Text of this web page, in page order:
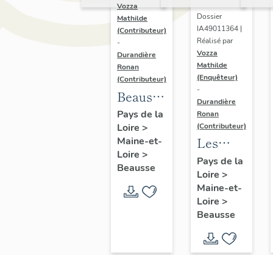
Vozza
Mathilde
(Contributeur)
-
Durandière
Ronan
(Contributeur)
Beausse
:
présentation
de la
commune
Pays de la
Loire >
Maine-et-
Loire >
Beausse
Dossier
IA49011364 |
Réalisé par
Vozza
Mathilde
(Enquêteur)
-
Durandière
Ronan
(Contributeur)
Les
croix
de la
commune
de
Beausse
Pays de la
Loire >
Maine-et-
Loire >
Beausse